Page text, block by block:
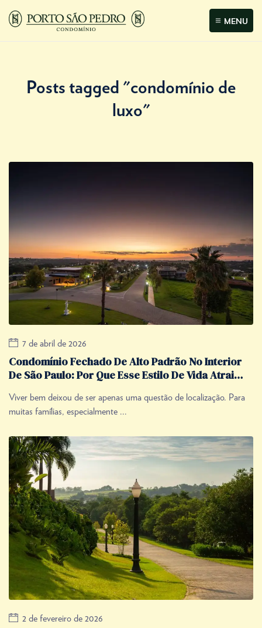
MENU
Posts tagged "condomínio de
luxo"
7 de abril de 2026
Condomínio Fechado De Alto Padrão No Interior
De São Paulo: Por Que Esse Estilo De Vida Atrai
Viver bem deixou de ser apenas uma questão de localização. Para
muitas famílias, especialmente ...
2 de fevereiro de 2026